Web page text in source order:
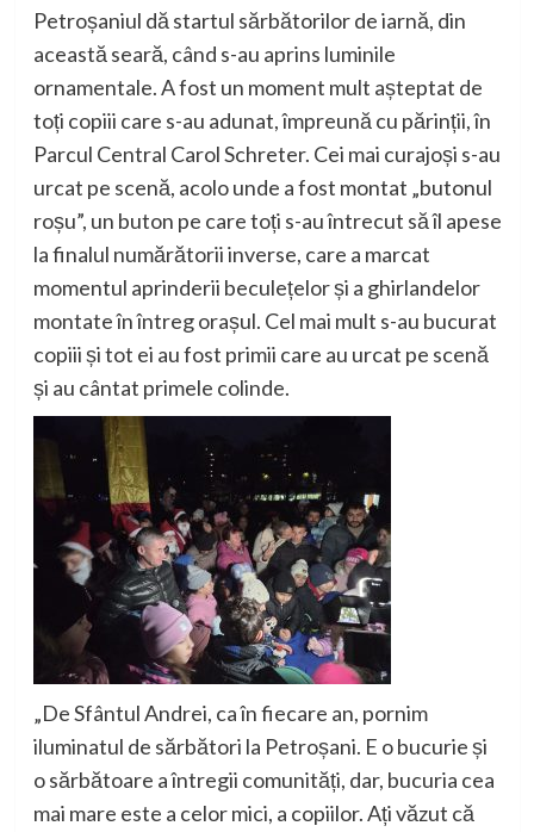
Petroșaniul dă startul sărbătorilor de iarnă, din
această seară, când s-au aprins luminile
ornamentale. A fost un moment mult așteptat de
toți copiii care s-au adunat, împreună cu părinții, în
Parcul Central CarolSchreter. Cei mai curajoși s-au
urcat pe scenă, acolo unde a fost montat „butonul
roșu”, un buton pe care toți s-au întrecut să îl apese
la finalul numărătorii inverse, care a marcat
momentul aprinderii beculețelorși a ghirlandelor
montate în întreg orașul. Cel mai mult s-au bucurat
copiii și tot ei au fost primii care au urcat pe scenă
și au cântat primele colinde.
„De Sfântul Andrei, ca în fiecare an, pornim
iluminatul de sărbători la Petroșani. E o bucurie și
o sărbătoare a întregii comunități, dar, bucuria cea
mai mare este a celor mici, a copiilor. Ați văzut că